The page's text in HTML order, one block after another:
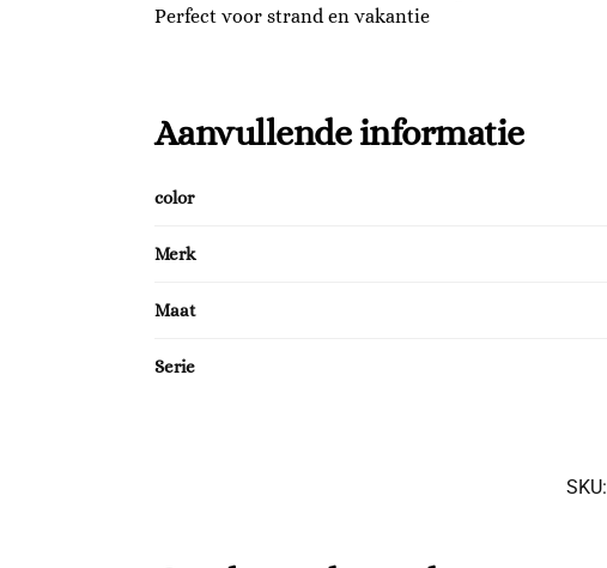
Perfect voor strand en vakantie
Aanvullende informatie
color
Merk
Maat
Serie
SKU: